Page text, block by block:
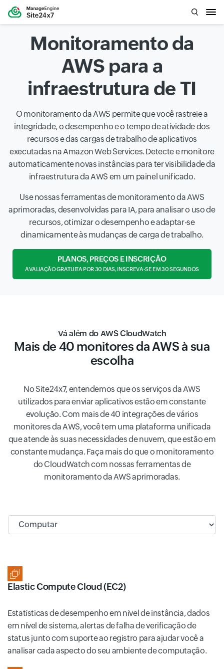
Monitoramento da
AWS para a
infraestrutura de TI
O monitoramento da AWS permite que você rastreie a
integridade, o desempenho e o tempo de atividade dos
recursos e das cargas de trabalho de aplicativos
executadas na Amazon Web Services. Detecte e monitore
automaticamente novas instâncias para ter visibilidade da
infraestrutura da AWS em um painel unificado.
Use nossas ferramentas de monitoramento da AWS
aprimoradas, desenvolvidas para IA, para analisar o uso de
recursos, otimizar o desempenho e adaptar-se
dinamicamente às mudanças de carga de trabalho.
PLANOS, PREÇOS E INSCRIÇÃO
AVALIAÇÃO GRATUITA POR 30 DIAS, INSCREVA-SE EM 30 SEGUNDOS
Vá além do AWS CloudWatch
Mais de 40 monitores da AWS à sua
escolha
No Site24x7, entendemos que os serviços da AWS
utilizados para enviar aplicativos estão em constante
evolução. Com mais de 40 integrações de vários
monitores da AWS, você tem uma plataforma unificada
que atende às suas necessidades de nuvem, que estão em
constante mudança. Faça mais do que o monitoramento
do CloudWatch com nossas ferramentas de
monitoramento da AWS aprimoradas.
Input field
Elastic Compute Cloud (EC2)
Estatísticas de desempenho em nível de instância, dados
em nível de sistema, alertas de falha de verificação de
status junto com suporte ao registro para ajudar você a
analisar cada aspecto do seu ambiente de computação.